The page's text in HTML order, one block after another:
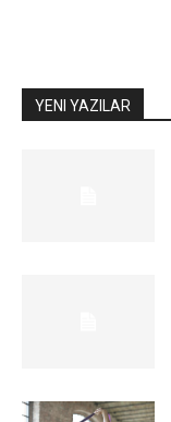
YENI YAZILAR